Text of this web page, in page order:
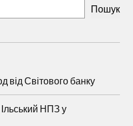
Пошук
від Світового банку
Ільський НПЗ у